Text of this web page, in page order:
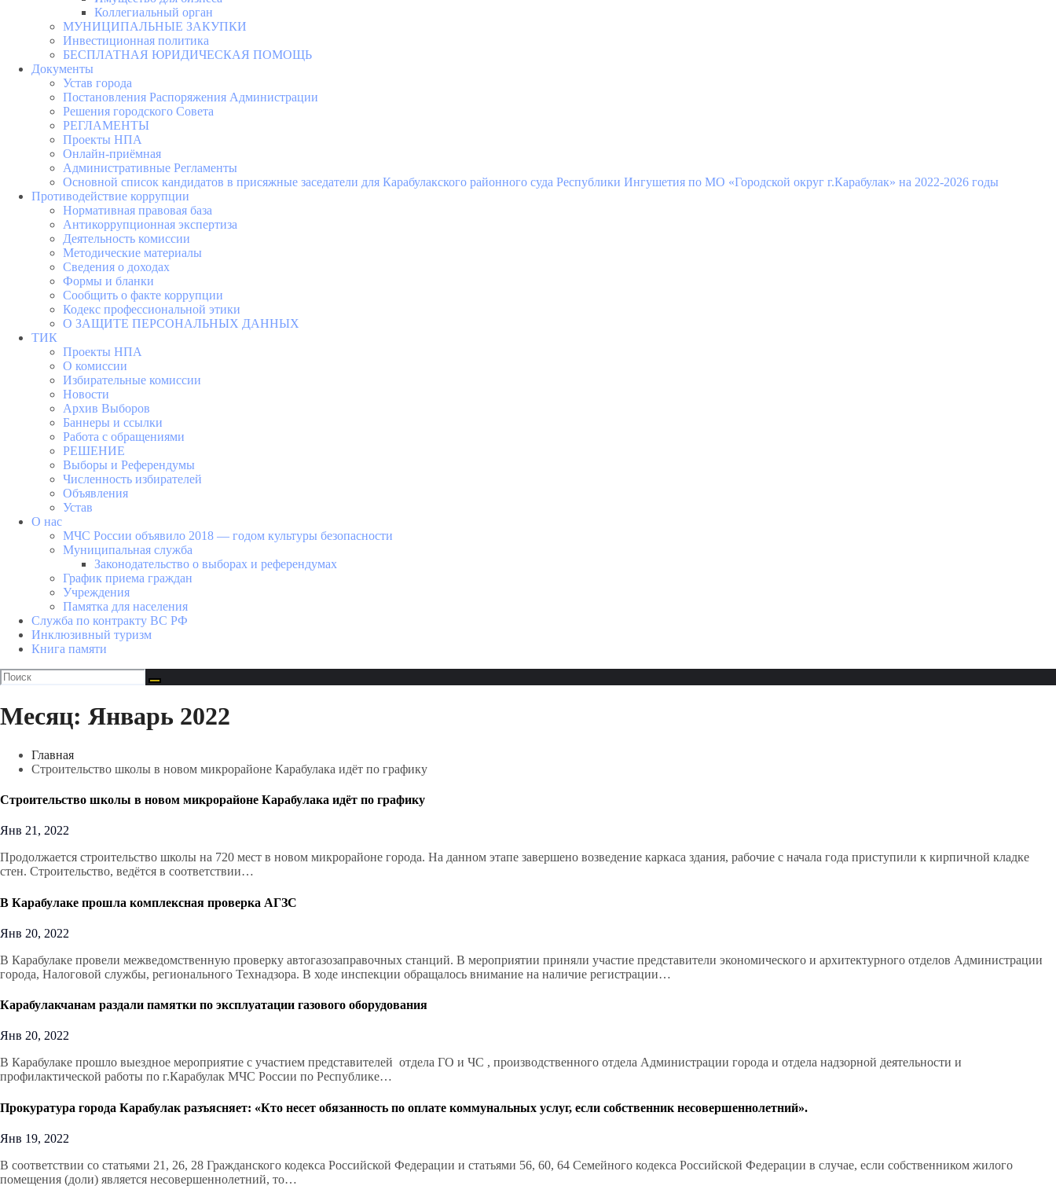
Коллегиальный орган
МУНИЦИПАЛЬНЫЕ ЗАКУПКИ
Инвестиционная политика
БЕСПЛАТНАЯ ЮРИДИЧЕСКАЯ ПОМОЩЬ
Документы
Устав города
Постановления Распоряжения Администрации
Решения городского Совета
РЕГЛАМЕНТЫ
Проекты НПА
Онлайн-приёмная
Административные Регламенты
Основной список кандидатов в присяжные заседатели для Карабулакского районного суда Республики Ингушетия по МО «Городской округ г.Карабулак» на 2022-2026 годы
Противодействие коррупции
Нормативная правовая база
Антикоррупционная экспертиза
Деятельность комиссии
Методические материалы
Сведения о доходах
Формы и бланки
Сообщить о факте коррупции
Кодекс профессиональной этики
О ЗАЩИТЕ ПЕРСОНАЛЬНЫХ ДАННЫХ
ТИК
Проекты НПА
О комиссии
Избирательные комиссии
Новости
Архив Выборов
Баннеры и ссылки
Работа с обращениями
РЕШЕНИЕ
Выборы и Референдумы
Численность избирателей
Объявления
Устав
О нас
МЧС России объявило 2018 — годом культуры безопасности
Муниципальная служба
Законодательство о выборах и референдумах
График приема граждан
Учреждения
Памятка для населения
Служба по контракту ВС РФ
Инклюзивный туризм
Книга памяти
Месяц: Январь 2022
Главная
Строительство школы в новом микрорайоне Карабулака идёт по графику
Строительство школы в новом микрорайоне Карабулака идёт по графику
Янв 21, 2022
Продолжается строительство школы на 720 мест в новом микрорайоне города. На данном этапе завершено возведение каркаса здания, рабочие с начала года приступили к кирпичной кладке
стен. Строительство, ведётся в соответствии…
В Карабулаке прошла комплексная проверка АГЗС
Янв 20, 2022
В Карабулаке провели межведомственную проверку автогазозаправочных станций. В мероприятии приняли участие представители экономического и архитектурного отделов Администрации
города, Налоговой службы, регионального Технадзора. В ходе инспекции обращалось внимание на наличие регистрации…
Карабулакчанам раздали памятки по эксплуатации газового оборудования
Янв 20, 2022
В Карабулаке прошло выездное мероприятие с участием представителей отдела ГО и ЧС , производственного отдела Администрации города и отдела надзорной деятельности и
профилактической работы по г.Карабулак МЧС России по Республике…
Прокуратура города Карабулак разъясняет: «Кто несет обязанность по оплате коммунальных услуг, если собственник несовершеннолетний».
Янв 19, 2022
В соответствии со статьями 21, 26, 28 Гражданского кодекса Российской Федерации и статьями 56, 60, 64 Семейного кодекса Российской Федерации в случае, если собственником жилого
помещения (доли) является несовершеннолетний, то…